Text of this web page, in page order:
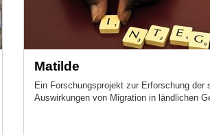
Matilde
Ein Forschungsprojekt zur Erforschung der
Auswirkungen von Migration in ländlichen